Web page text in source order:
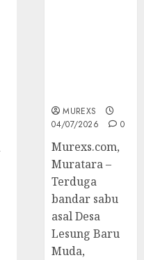
MUREXS
04/07/2026
0
Murexs.com,
Muratara –
Terduga
bandar sabu
asal Desa
Lesung Baru
Muda,